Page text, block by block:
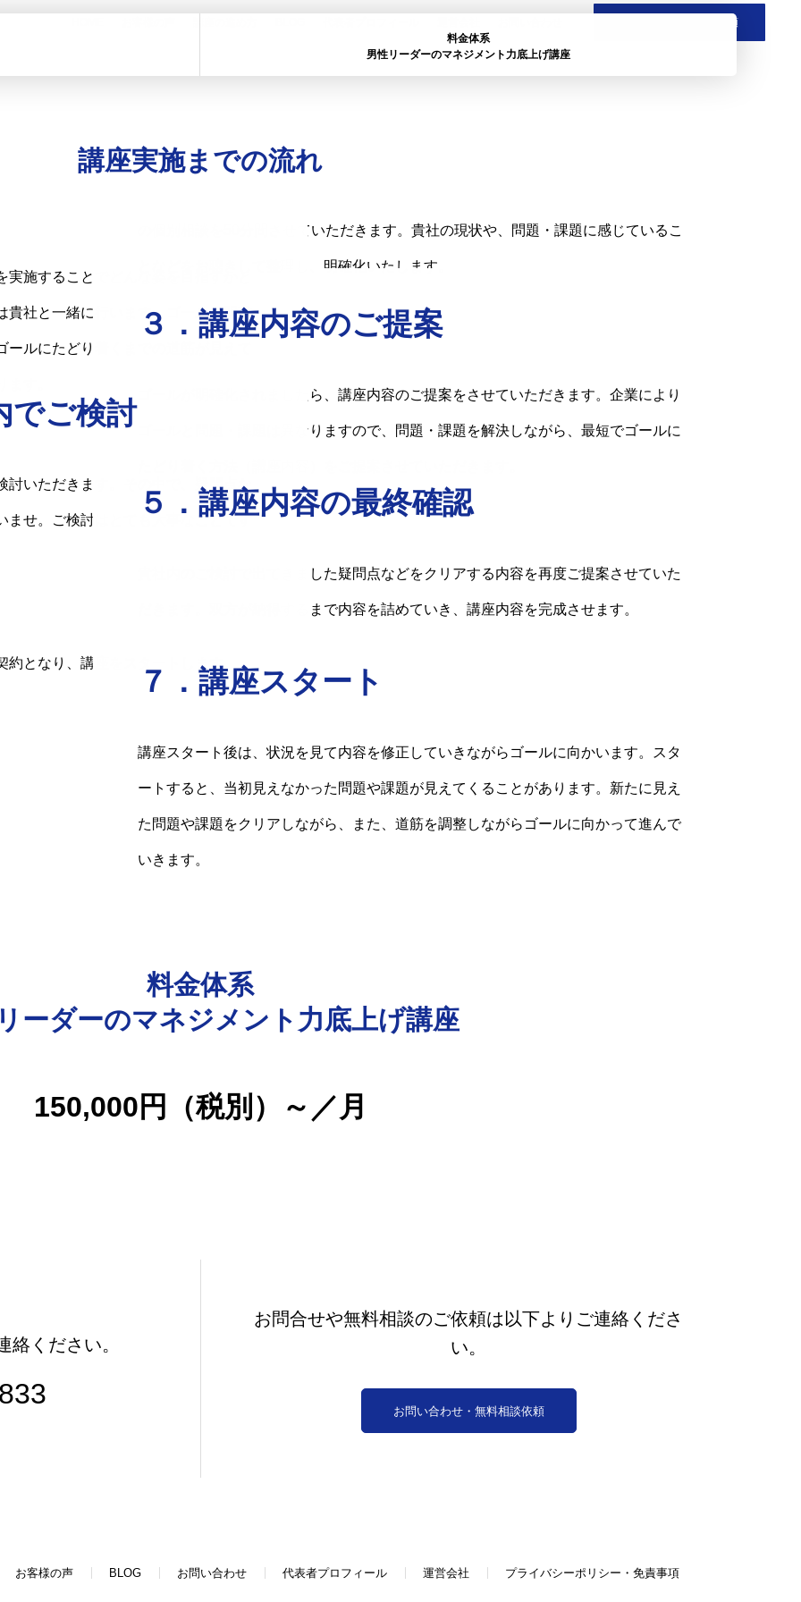
お問合せ・無料相談依頼
料金体系
男性リーダーのマネジメント力底上げ講座
講座実施までの流れ
１．問題点・課題明確化の無料個別相談
貴社からお問い合わせやオファーをいただきましたら、まずはじめにすることがあり
の個別相談を50分間させていただきます。貴社の現状や、問題・課題に感じているこ
となどをお聴きして整理し、明確化いたします。
施することでどんな姿を目指すかと
貴社と一緒に行います。ゴールを明確
ルにたどり着くまでの道筋が見えて
３．講座内容のご提案
ゴールが明確化されましたら、講座内容のご提案をさせていただきます。企業により
ゴールと問題・課題は異なりますので、問題・課題を解決しながら、最短でゴールに
でご検討
いただきます。その中で、疑問点な
ませ。ご検討はとても大事なことです
５．講座内容の最終確認
貴社内のご検討で出てきました疑問点などをクリアする内容を再度ご提案させていた
だきます。双方が納得するまで内容を詰めていき、講座内容を完成させます。
となり、講座をスタートします。
７．講座スタート
講座スタート後は、状況を見て内容を修正していきながらゴールに向かいます。スタ
ートすると、当初見えなかった問題や課題が見えてくることがあります。新たに見え
た問題や課題をクリアしながら、また、道筋を調整しながらゴールに向かって進んで
いきます。
料金体系
ーダーのマネジメント力底上げ講座
150,000円（税別）～／月
ください。
お問合せや無料相談のご依頼は以下よりご連絡くださ
い。
お問い合わせ・無料相談依頼
お客様の声 BLOG お問い合わせ 代表者プロフィール 運営会社 プライバシーポリシー・免責事項
お客様の声
講座の進め方